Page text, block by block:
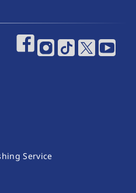
Footer Social
Information
Service